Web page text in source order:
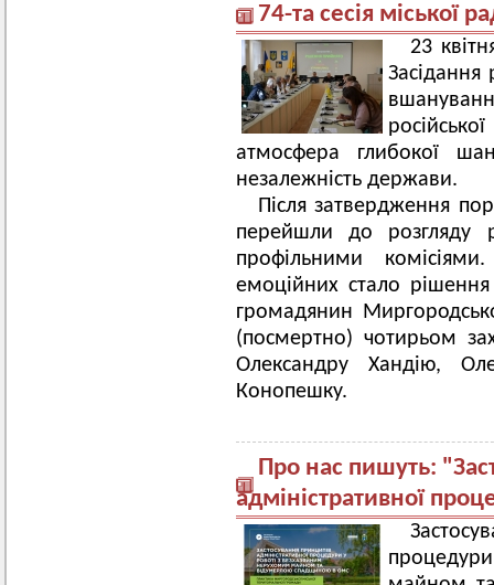
74-та сесія міської
23
атмосфера глибокої
незалежність держави.
Після затвердження
перейшли до розгляду
профільними
емоційних стало
громадянин
(посмертно) чотирьом
Олександру Хандію,
Конопешку.
Про нас пишуть:
адміністративної